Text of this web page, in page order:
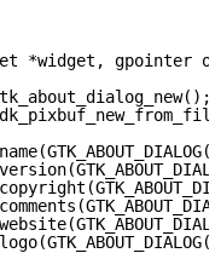
*widget, gpointer